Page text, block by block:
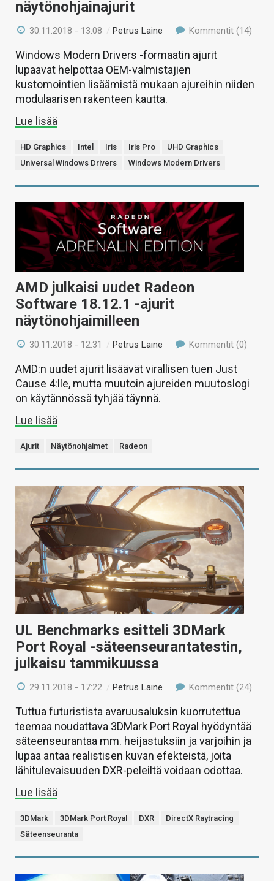
näytönohjainajurit
30.11.2018 - 13:08 /Petrus Laine Kommentit (14)
Windows Modern Drivers -formaatin ajurit
lupaavat helpottaa OEM-valmistajien
kustomointien lisäämistä mukaan ajureihin niiden
modulaarisen rakenteen kautta.
Lue lisää
HD Graphics Intel Iris Iris Pro
UHD Graphics
Universal Windows Drivers
Windows Modern Drivers
AMD julkaisi uudet Radeon
Software 18.12.1 -ajurit
näytönohjaimilleen
30.11.2018 - 12:31 /Petrus Laine Kommentit (0)
AMD:n uudet ajurit lisäävät virallisen tuen Just
Cause 4:lle, mutta muutoin ajureiden muutoslogi
on käytännössä tyhjää täynnä.
Lue lisää
Ajurit Näytönohjaimet Radeon
UL Benchmarks esitteli 3DMark
Port Royal -säteenseurantatestin,
julkaisu tammikuussa
29.11.2018 - 17:22 /Petrus Laine Kommentit (24)
Tuttua futuristista avaruusaluksin kuorrutettua
teemaa noudattava 3DMark Port Royal hyödyntää
säteenseurantaa mm. heijastuksiin ja varjoihin ja
lupaa antaa realistisen kuvan efekteistä, joita
lähitulevaisuuden DXR-peleiltä voidaan odottaa.
Lue lisää
3DMark 3DMark Port Royal DXR
DirectX Raytracing
Säteenseuranta